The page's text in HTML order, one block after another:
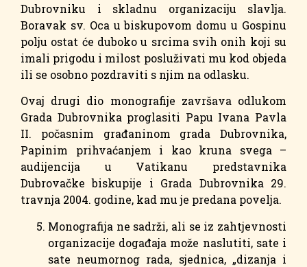
Dubrovniku i skladnu organizaciju slavlja.
Boravak sv. Oca u biskupovom domu u Gospinu
polju ostat će duboko u srcima svih onih koji su
imali prigodu i milost posluživati mu kod objeda
ili se osobno pozdraviti s njim na odlasku.
Ovaj drugi dio monografije završava odlukom
Grada Dubrovnika proglasiti Papu Ivana Pavla
II. počasnim građaninom grada Dubrovnika,
Papinim prihvaćanjem i kao kruna svega –
audijencija u Vatikanu predstavnika
Dubrovačke biskupije i Grada Dubrovnika 29.
travnja 2004. godine, kad mu je predana povelja.
Monografija ne sadrži, ali se iz zahtjevnosti
organizacije događaja može naslutiti, sate i
sate neumornog rada, sjednica, „dizanja i